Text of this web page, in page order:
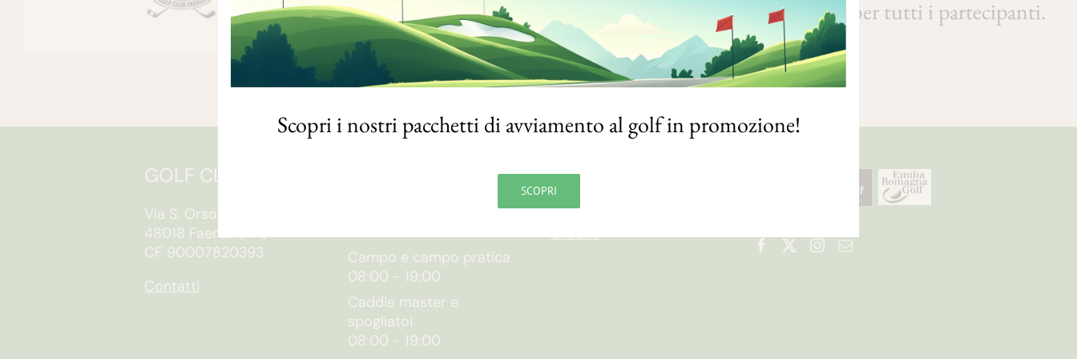
Al termine della gara premiazione dei vincitori e buffet per tutti i partecipanti.
GOLF CLUB FAENZA
Via S. Orsola, 10/e
48018 Faenza (RA)
CF 90007820393
Contatti
Campo e campo pratica
08:00 - 19:00
Caddie master e
spogliatoi
08:00 - 19:00
NOTE
Privacy Policy
Credits
Scopri i nostri pacchetti di avviamento al golf in promozione!
SCOPRI